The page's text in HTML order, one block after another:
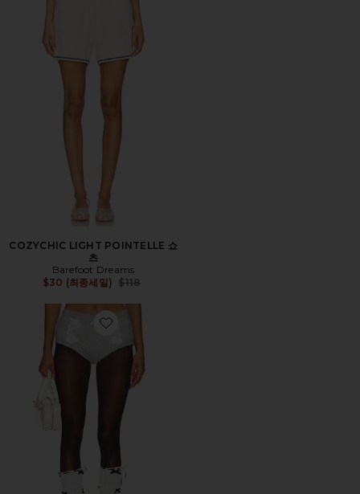
COZYCHIC LIGHT POINTELLE 쇼
츠
Barefoot Dreams
$30 (최종세일)
Previous price:
$118
Favorite ARINAH 보이쇼츠